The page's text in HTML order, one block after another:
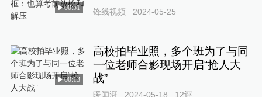
00:51 锋线视频 2024-05-25
00:13
高校拍毕业照，多个班为了与同
一位老师合影现场开启“抢人大
战”
暖闻湃 2024-05-18 12评